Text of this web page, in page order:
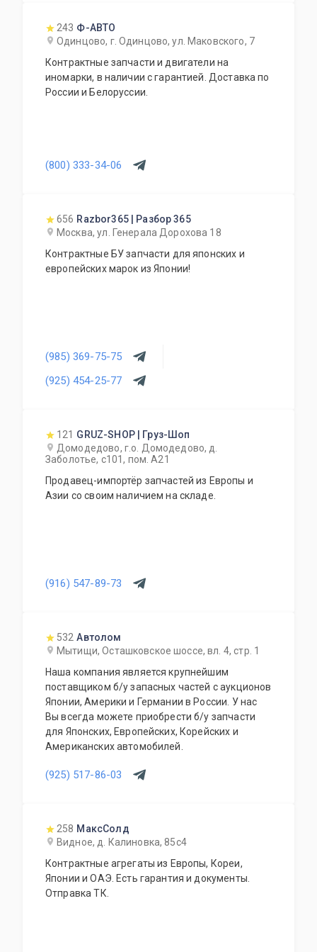
243 Ф-АВТО
Одинцово, г. Одинцово, ул. Маковского, 7
Контрактные запчасти и двигатели на
иномарки, в наличии с гарантией. Доставка по
России и Белоруссии.
(800) 333-34-06
656 Razbor365 | Разбор 365
Москва, ул. Генерала Дорохова 18
Контрактные БУ запчасти для японских и
европейских марок из Японии!
(985) 369-75-75
(925) 454-25-77
121 GRUZ-SHOP | Груз-Шоп
Домодедово, г.о. Домодедово, д.
Заболотье, с101, пом. А21
Продавец-импортёр запчастей из Европы и
Азии со своим наличием на складе.
(916) 547-89-73
532 Автолом
Мытищи, Осташковское шоссе, вл. 4, стр. 1
Наша компания является крупнейшим
поставщиком б/у запасных частей с аукционов
Японии, Америки и Германии в России. У нас
Вы всегда можете приобрести б/у запчасти
для Японских, Европейских, Корейских и
Американских автомобилей.
(925) 517-86-03
258 МаксСолд
Видное, д. Калиновка, 85с4
Контрактные агрегаты из Европы, Кореи,
Японии и ОАЭ. Есть гарантия и документы.
Отправка ТК.